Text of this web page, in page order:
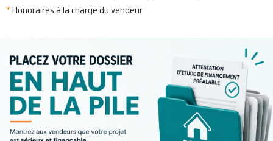
*Honoraires à la charge du vendeur